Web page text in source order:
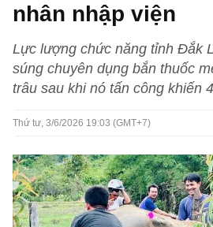
nhân nhập viện
Lực lượng chức năng tỉnh Đắk
súng chuyên dụng bắn thuốc
trâu sau khi nó tấn công khiến
Thứ tư, 3/6/2026 19:03 (GMT+7)